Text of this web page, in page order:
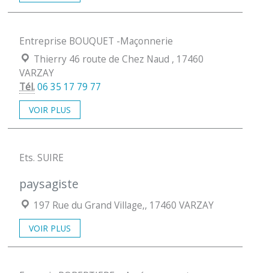
Entreprise BOUQUET -Maçonnerie
Localisation :
Thierry 46 route de Chez Naud , 17460
VARZAY
Tél.06 35 17 79 77
VOIR PLUS
Ets. SUIRE
paysagiste
Localisation :
197 Rue du Grand Village,, 17460 VARZAY
VOIR PLUS